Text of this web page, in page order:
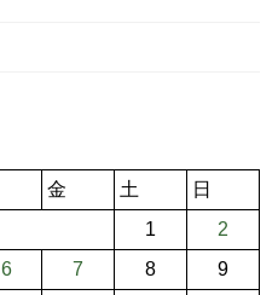
金 土
日
1
2
6 7 8
9